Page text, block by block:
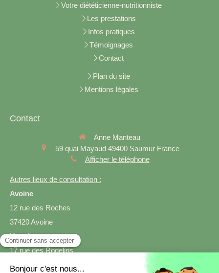
Votre diététicienne-nutritionniste
Les prestations
Infos pratiques
Témoignages
Contact
Plan du site
Mentions légales
Contact
Anne Manteau
59 quai Mayaud 49400 Saumur France
Afficher le téléphone
Autres lieux de consultation :
Avoine
12 rue des Roches
37420 Avoine
Varrains
17 rue des Rogelins
49400 Varrains